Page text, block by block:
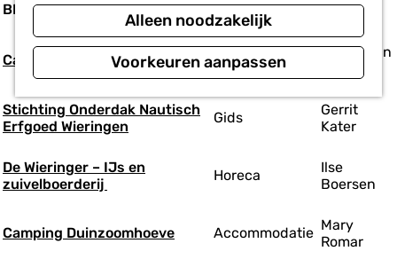
Alleen noodzakelijk
Voorkeuren aanpassen
BEDRIJFSNAAM CATEGORIE NAAM
Camping Waddenzee Accommodatie
Alfons van
Stichting Onderdak Nautisch
Erfgoed Wieringen
Gids
Gerrit
Kater
De Wieringer – IJs en
zuivelboerderij
Horeca
Ilse
Boersen
Camping Duinzoomhoeve Accommodatie Mary
Romar